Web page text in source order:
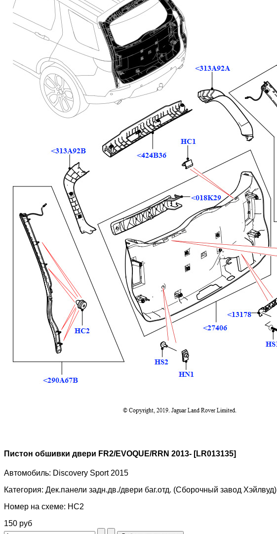
Пистон обшивки двери FR2/EVOQUE/RRN 2013- [LR013135]
Автомобиль: Discovery Sport 2015
Категория: Дек.панели задн.дв./двери баг.отд. (Сборочный завод Хэйлвуд)
Номер на схеме: HC2
150 руб